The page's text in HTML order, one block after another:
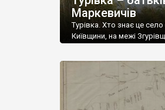
Маркевичів
Турівка. Хто знає це
Київщини, на межі
та двома видатними
якими ! Колишній парк
похований Микола